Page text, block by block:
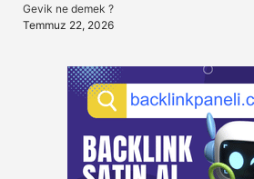
Gevik ne demek ?
Temmuz 22, 2026